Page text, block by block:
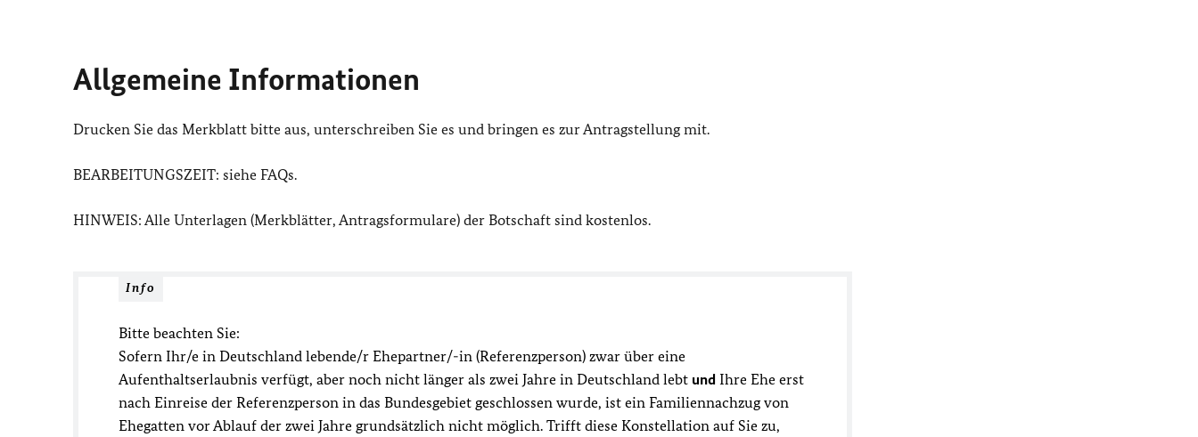
Allgemeine Informationen
Drucken Sie das Merkblatt bitte aus, unterschreiben Sie es und bringen es zur Antragstellung mit.
BEARBEITUNGSZEIT: siehe FAQs.
HINWEIS: Alle Unterlagen (Merkblätter, Antragsformulare) der Botschaft sind kostenlos.
Info
Bitte beachten Sie:
Sofern Ihr/e in Deutschland lebende/r Ehepartner/-in (Referenzperson) zwar über eine
Aufenthaltserlaubnis verfügt, aber noch nicht länger als zwei Jahre in Deutschland lebt und Ihre Ehe erst
nach Einreise der Referenzperson in das Bundesgebiet geschlossen wurde, ist ein Familiennachzug von
Ehegatten vor Ablauf der zwei Jahre grundsätzlich nicht möglich. Trifft diese Konstellation auf Sie zu,